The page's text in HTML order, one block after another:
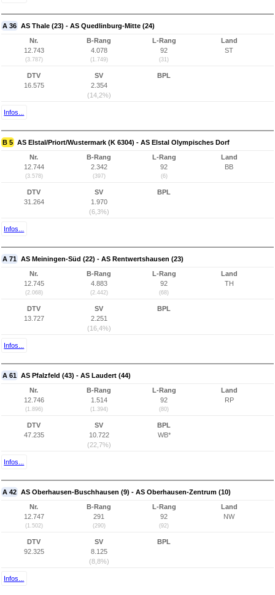
A 36 AS Thale (23) - AS Quedlinburg-Mitte (24)
Nr.
12.743
(3.787)
B-Rang
4.078
(1.749)
L-Rang
92
(31)
Land
ST
DTV
16.575
SV
2.354
(14,2%)
BPL
Infos...
B 5 AS Elstal/Priort/Wustermark (K 6304) - AS Elstal Olympisches Dorf
Nr.
12.744
(3.578)
B-Rang
2.342
(397)
L-Rang
92
(6)
Land
BB
DTV
31.264
SV
1.970
(6,3%)
BPL
Infos...
A 71 AS Meiningen-Süd (22) - AS Rentwertshausen (23)
Nr.
12.745
(2.068)
B-Rang
4.883
(2.442)
L-Rang
92
(68)
Land
TH
DTV
13.727
SV
2.251
(16,4%)
BPL
Infos...
A 61 AS Pfalzfeld (43) - AS Laudert (44)
Nr.
12.746
(1.896)
B-Rang
1.514
(1.394)
L-Rang
92
(80)
Land
RP
DTV
47.235
SV
10.722
(22,7%)
BPL
WB*
Infos...
A 42 AS Oberhausen-Buschhausen (9) - AS Oberhausen-Zentrum (10)
Nr.
12.747
(1.502)
B-Rang
291
(290)
L-Rang
92
(92)
Land
NW
DTV
92.325
SV
8.125
(8,8%)
BPL
Infos...